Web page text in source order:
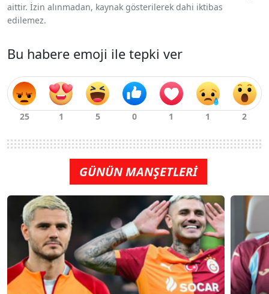
aittir. İzin alınmadan, kaynak gösterilerek dahi iktibas
edilemez.
Bu habere emoji ile tepki ver
GÜNÜN MANŞETLERİ